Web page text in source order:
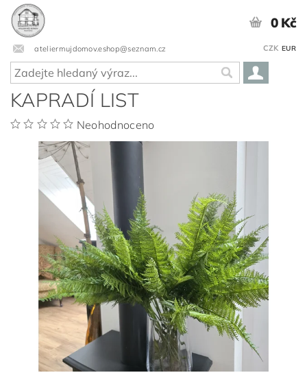
ateliermujdomov.eshop@seznam.cz CZK EUR
0 Kč
KAPRADÍ LIST
Neohodnoceno